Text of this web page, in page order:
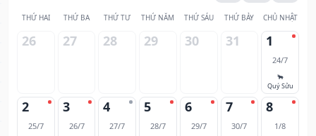
THỨ HAI THỨ BA THỨ TƯ THỨ NĂM THỨ SÁU THỨ BẢY CHỦ NHẬT
26 27 28 29 30 31 1
24/7
🐂
Quý Sửu
2
25/7
3
26/7
4
27/7
5
28/7
6
29/7
7
30/7
8
1/8